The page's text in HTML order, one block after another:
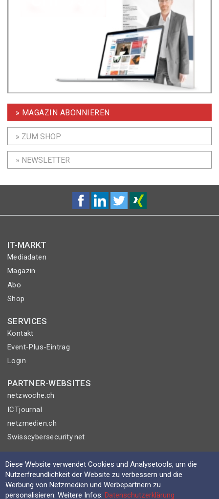
» MAGAZIN ABONNIEREN
» ZUM SHOP
» NEWSLETTER
IT-MARKT
Mediadaten
Magazin
Abo
Shop
SERVICES
Kontakt
Event-Plus-Eintrag
Login
PARTNER-WEBSITES
netzwoche.ch
ICTjournal
netzmedien.ch
Swisscybersecurity.net
© NETZMEDIEN AG 2026
Impressum
AGB
Diese Website verwendet Cookies und Analysetools, um die
Nutzerfreundlichkeit der Website zu verbessern und die
Werbung von Netzmedien und Werbepartnern zu
personalisieren. Weitere Infos:Datenschutzerklärung